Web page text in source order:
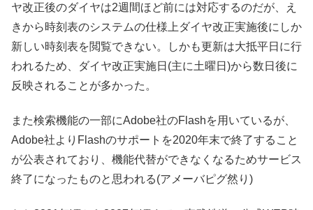
ヤ改正後のダイヤは2週間ほど前には対応するのだが、え
きから時刻表のシステムの仕様上ダイヤ改正実施後にしか
新しい時刻表を閲覧できない。しかも更新は大抵平日に行
われるため、ダイヤ改正実施日(主に土曜日)から数日後に
反映されることが多かった。
また検索機能の一部にAdobe社のFlashを用いているが、
Adobe社よりFlashのサポートを2020年末で終了すること
が公表されており、機能代替ができなくなるためサービス
終了になったものと思われる(アメーバピグ然り)